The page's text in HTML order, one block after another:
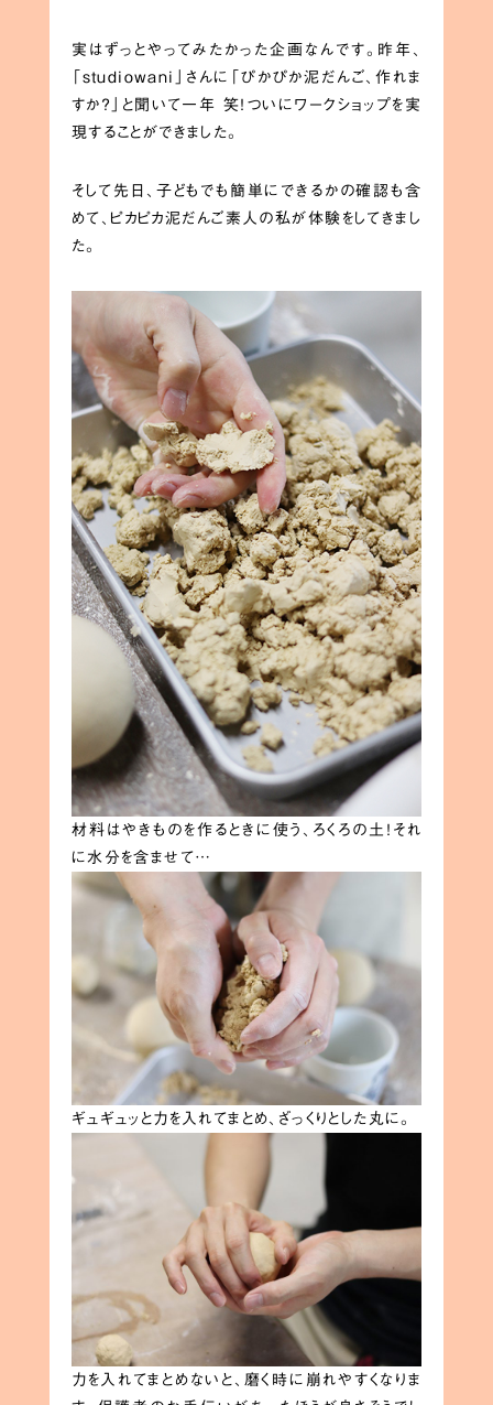
実はずっとやってみたかった企画なんです。昨年、
「studiowani」さんに「ぴかぴか泥だんご、作れま
すか？」と聞いて一年 笑！ついにワークショップを実
現することができました。
そして先日、子どもでも簡単にできるかの確認も含
めて、ピカピカ泥だんご素人の私が体験をしてきまし
た。
材料はやきものを作るときに使う、ろくろの土！それ
に水分を含ませて…
ギュギュッと力を入れてまとめ、ざっくりとした丸に。
力を入れてまとめないと、磨く時に崩れやすくなりま